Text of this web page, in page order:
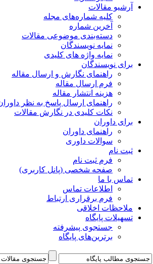
آرشیو مقالات
کلیه شماره‌های مجله
آخرین شماره
دسته‌بندی موضوعی مقالات
نمایه نویسندگان
نمایه واژه های کلیدی
برای نویسندگان
راهنمای نگارش و ارسال مقاله
فرم ارسال مقاله
هزینه انتشار مقاله
راهنمای ارسال پاسخ به نظر داوران
نکات کلیدی در نگارش مقالات
برای داوران
راهنمای داوران
سوالات داوری
ثبت نام
فرم ثبت نام
صفحه شخصی (پانل کاربری)
تماس با ما
اطلاعات تماس
فرم برقراری ارتباط
ملاحظات اخلاقی
تسهیلات پایگاه
جستجوی پیشرفته
برترین‌های پایگاه